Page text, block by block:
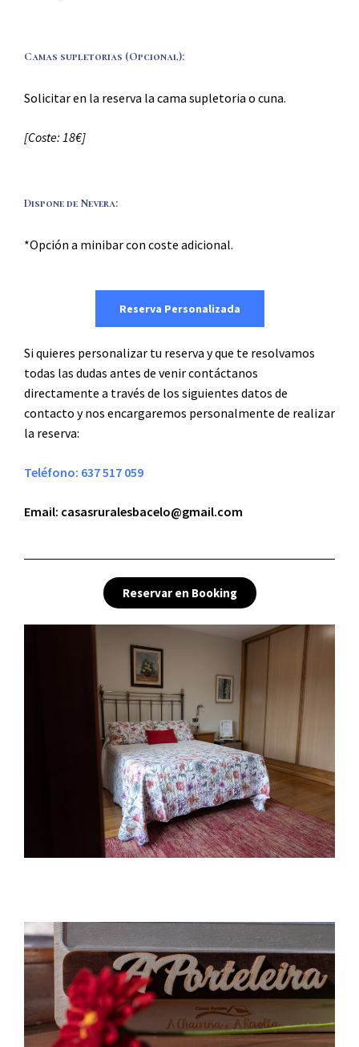
Camas supletorias (Opcional): ​
Solicitar en la reserva la cama supletoria o cuna.
[Coste: 18€]
Dispone de Nevera: ​
*Opción a minibar con coste adicional.
Reserva Personalizada
Si quieres personalizar tu reserva y que te resolvamos
todas las dudas antes de venir contáctanos
directamente a través de los siguientes datos de
contacto y nos encargaremos personalmente de realizar
la reserva:
Teléfono: 637 517 059
Email: casasruralesbacelo@gmail.com
Reservar en Booking